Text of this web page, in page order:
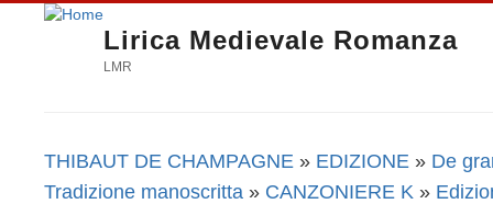
Lirica Medievale Romanza
LMR
Tu sei qui
THIBAUT DE CHAMPAGNE » EDIZIONE » De
Tradizione manoscritta » CANZONIERE K »